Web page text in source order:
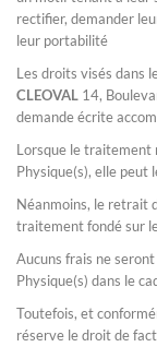
rectifier, demander
leur portabilité
Les droits visés dans
CLEOVAL 14,
demande écrite
Lorsque le traitement
Physique(s), elle
Néanmoins, le retrait
traitement fondé sur
Aucuns frais ne
Physique(s) dans le
Toutefois, et
réserve le droit de